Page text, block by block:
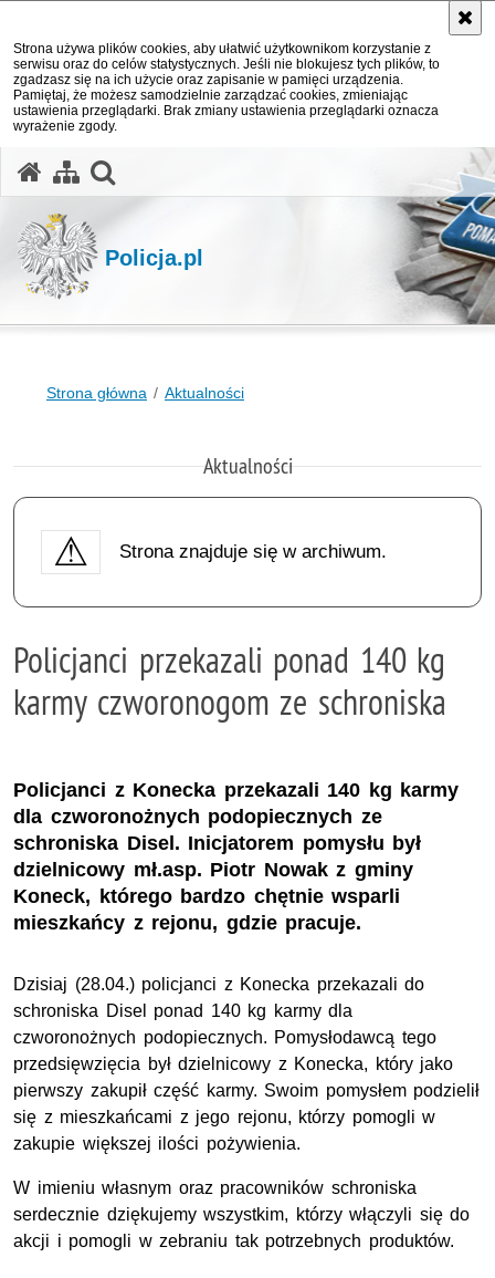
Strona używa plików cookies, aby ułatwić użytkownikom korzystanie z
serwisu oraz do celów statystycznych. Jeśli nie blokujesz tych plików, to
zgadzasz się na ich użycie oraz zapisanie w pamięci urządzenia.
Pamiętaj, że możesz samodzielnie zarządzać cookies, zmieniając
ustawienia przeglądarki. Brak zmiany ustawienia przeglądarki oznacza
wyrażenie zgody.
Policja.pl
Strona główna Aktualności
Aktualności
Strona znajduje się w archiwum.
Policjanci przekazali ponad 140 kg
karmy czworonogom ze schroniska
Policjanci z Konecka przekazali 140 kg karmy
dla czworonożnych podopiecznych ze
schroniska Disel. Inicjatorem pomysłu był
dzielnicowy mł.asp. Piotr Nowak z gminy
Koneck, którego bardzo chętnie wsparli
mieszkańcy z rejonu, gdzie pracuje.
Dzisiaj (28.04.) policjanci z Konecka przekazali do
schroniska Disel ponad 140 kg karmy dla
czworonożnych podopiecznych. Pomysłodawcą tego
przedsięwzięcia był dzielnicowy z Konecka, który jako
pierwszy zakupił część karmy. Swoim pomysłem podzielił
się z mieszkańcami z jego rejonu, którzy pomogli w
zakupie większej ilości pożywienia.
W imieniu własnym oraz pracowników schroniska
serdecznie dziękujemy wszystkim, którzy włączyli się do
akcji i pomogli w zebraniu tak potrzebnych produktów.